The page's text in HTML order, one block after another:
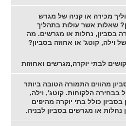
מכירה או קניה של מגרש
שאלות אשר עולות בתהליך
בסביון, נחלות או מגרשים. מה
וילה, קוטג' או אחוזה בסביון?
לבתי יוקרה,מגרשים ואחוזות
מהווים התמורה הטובה ביותר
בבחירה הלקוחות. קוטג', וילה,
כולל בתי יוקרה מהיפים
נחלות או מגרשים בסביון לבניה.